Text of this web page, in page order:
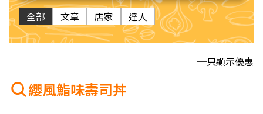
全部 文章 店家 達人
只顯示優惠
纓風鮨味壽司丼